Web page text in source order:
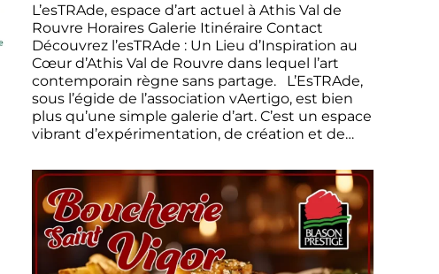
L’esTRAde, espace d’art actuel à Athis Val de
Rouvre Horaires Galerie Itinéraire Contact
Découvrez l’esTRAde : Un Lieu d’Inspiration au
Cœur d’Athis Val de Rouvre dans lequel l’art
contemporain règne sans partage. L’EsTRAde,
sous l’égide de l’association vAertigo, est bien
plus qu’une simple galerie d’art. C’est un espace
vibrant d’expérimentation, de création et de…